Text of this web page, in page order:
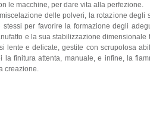
le macchine, per dare vita alla perfezione.
delle polveri, la rotazione degli
stessi per favorire la formazione degli
e la sua stabilizzazione dimensionale
lente e delicate, gestite con scrupolosa
la finitura attenta, manuale, e infine, la
creazione.